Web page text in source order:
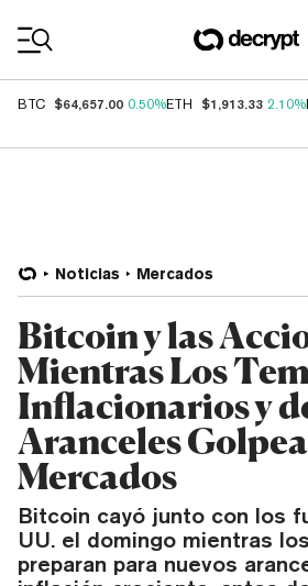
BTC $64,657.00 0.50%ETH $1,913.33 2.10%
Noticias Mercados
Bitcoin y las
Mientras Los
Inflacionarios y
Aranceles
Mercados
Bitcoin cayó junto con los
UU. el domingo mientras
preparan para nuevos